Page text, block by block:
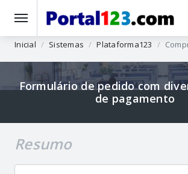
Inicial Sistemas Plataforma123
Formulário de pedido com
de pagamento
Resumo